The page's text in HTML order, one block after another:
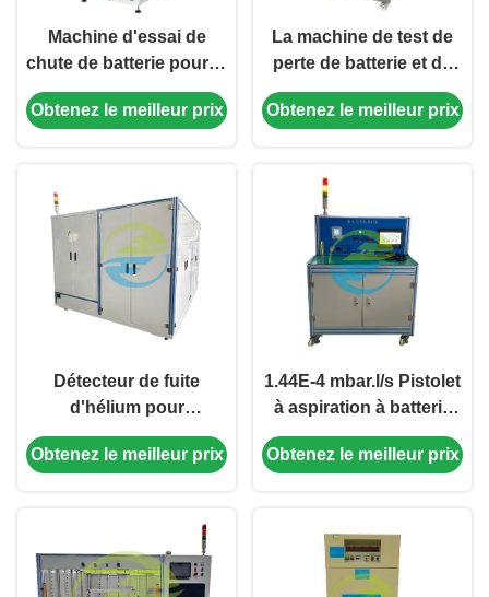
Machine d'essai de
chute de batterie pour le
test d'impact de la
batterie au lithium.
Obtenez le meilleur prix
La machine de test de
perte de batterie et de
pénétration des ongles
pour les tests de
Obtenez le meilleur prix
Détecteur de fuite
d'hélium pour
équipement de test de
boîtier de batterie
Obtenez le meilleur prix
1.44E-4 mbar.l/s Pistolet
à aspiration à batterie
Détecteur de fuite
d'hélium pour
Obtenez le meilleur prix